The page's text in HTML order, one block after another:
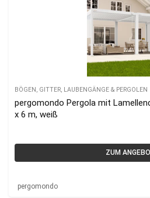
BÖGEN, GITTER, LAUBENGÄNGE & PERGOLEN
pergomondo Pergola mit
x 6 m, weiß
ZUM
pergomondo